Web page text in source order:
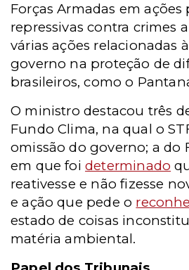
Forças Armadas em ações
repressivas contra crimes
várias ações relacionadas
governo na proteção de
brasileiros, como o
O ministro destacou três
Fundo Clima, na qual o
omissão do governo; a do
em que foideterminado
reativesse e não fizesse
eação que pede o
estado de coisas
matéria ambiental.